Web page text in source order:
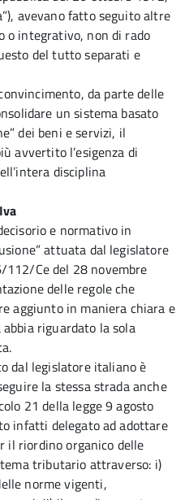
avevano fatto seguito altre
o integrativo, non di rado
del tutto separati e
da parte delle
un sistema basato
dei beni e servizi, il
avvertito l’esigenza di
disciplina
e normativo in
attuata dal legislatore
Ce del 28 novembre
delle regole che
aggiunto in maniera chiara e
riguardato la sola
dal legislatore italiano è
la stessa strada anche
21 della legge 9 agosto
infatti delegato ad adottare
il riordino organico delle
tributario attraverso: i)
norme vigenti,